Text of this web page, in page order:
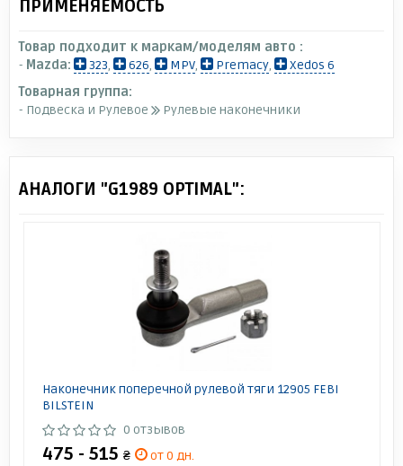
ПРИМЕНЯЕМОСТЬ
Товар подходит к маркам/моделям авто :
- Mazda: 323, 626, MPV, Premacy,
Xedos 6
Товарная группа:
- Подвеска и Рулевое
Рулевые наконечники
АНАЛОГИ "G1989 OPTIMAL":
Наконечник поперечной рулевой тяги 12905 FEBI
BILSTEIN
0 отзывов
475 - 515 ₴
от 0 дн.